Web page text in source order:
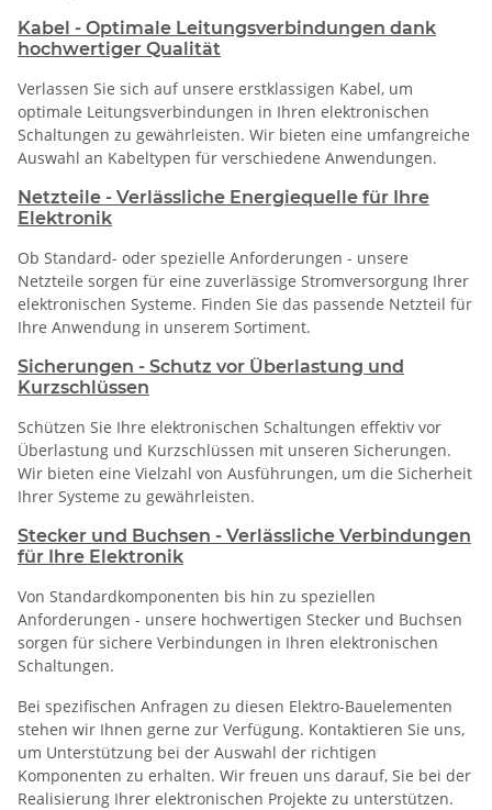
Kabel - Optimale Leitungsverbindungen dank
hochwertiger Qualität
Verlassen Sie sich auf unsere erstklassigen Kabel, um
optimale Leitungsverbindungen in Ihren elektronischen
Schaltungen zu gewährleisten. Wir bieten eine umfangreiche
Auswahl an Kabeltypen für verschiedene Anwendungen.
Netzteile - Verlässliche Energiequelle für Ihre
Elektronik
Ob Standard- oder spezielle Anforderungen - unsere
Netzteile sorgen für eine zuverlässige Stromversorgung Ihrer
elektronischen Systeme. Finden Sie das passende Netzteil für
Ihre Anwendung in unserem Sortiment.
Sicherungen - Schutz vor Überlastung und
Kurzschlüssen
Schützen Sie Ihre elektronischen Schaltungen effektiv vor
Überlastung und Kurzschlüssen mit unseren Sicherungen.
Wir bieten eine Vielzahl von Ausführungen, um die Sicherheit
Ihrer Systeme zu gewährleisten.
Stecker und Buchsen - Verlässliche Verbindungen
für Ihre Elektronik
Von Standardkomponenten bis hin zu speziellen
Anforderungen - unsere hochwertigen Stecker und Buchsen
sorgen für sichere Verbindungen in Ihren elektronischen
Schaltungen.
Bei spezifischen Anfragen zu diesen Elektro-Bauelementen
stehen wir Ihnen gerne zur Verfügung. Kontaktieren Sie uns,
um Unterstützung bei der Auswahl der richtigen
Komponenten zu erhalten. Wir freuen uns darauf, Sie bei der
Realisierung Ihrer elektronischen Projekte zu unterstützen.